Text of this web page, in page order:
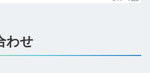
わせ